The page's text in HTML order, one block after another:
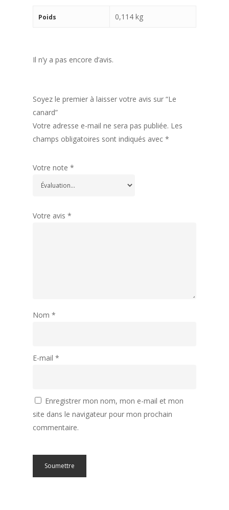
Poids 0,114 kg
Il n’y a pas encore d’avis.
Soyez le premier à laisser votre avis sur “Le
canard”
Votre adresse e-mail ne sera pas publiée. Les
champs obligatoires sont indiqués avec *
Votre note *
Votre avis *
Nom *
E-mail *
Enregistrer mon nom, mon e-mail et mon
site dans le navigateur pour mon prochain
commentaire.